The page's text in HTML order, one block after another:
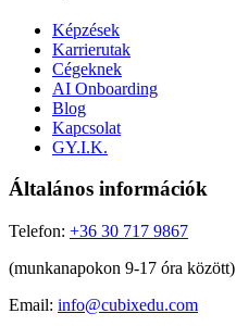
Képzések
Karrierutak
Cégeknek
AI Onboarding
Blog
Kapcsolat
GY.I.K.
Általános információk
Telefon: +36 30 717 9867
(munkanapokon 9-17 óra között)
Email: info@cubixedu.com